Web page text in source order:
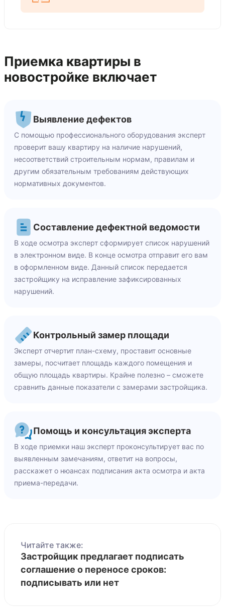
Приемка квартиры в
новостройке включает
Выявление дефектов
С помощью профессионального оборудования эксперт
проверит вашу квартиру на наличие нарушений,
несоответствий строительным нормам, правилам и
другим обязательным требованиям действующих
нормативных документов.
Составление дефектной ведомости
В ходе осмотра эксперт сформирует список нарушений
в электронном виде. В конце осмотра отправит его вам
в оформленном виде. Данный список передается
застройщику на исправление зафиксированных
нарушений.
Контрольный замер площади
Эксперт отчертит план-схему, проставит основные
замеры, посчитает площадь каждого помещения и
общую площадь квартиры. Крайне полезно – сможете
сравнить данные показатели с замерами застройщика.
Помощь и консультация эксперта
В ходе приемки наш эксперт проконсультирует вас по
выявленным замечаниям, ответит на вопросы,
расскажет о нюансах подписания акта осмотра и акта
приема-передачи.
Читайте также:
Застройщик предлагает подписать
соглашение о переносе сроков:
подписывать или нет